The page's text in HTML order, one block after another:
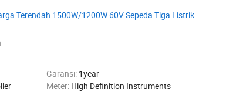
Terendah 1500W/1200W 60V Sepeda Tiga Listrik
Garansi: 1year
Meter: High Definition Instruments